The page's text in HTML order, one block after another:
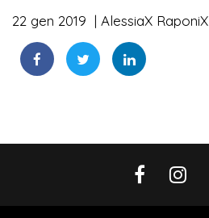
22 gen 2019 AlessiaX RaponiX